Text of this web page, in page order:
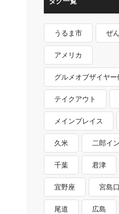
うるま市 ぜ
アメリカ
グルメオブザイヤー
テイクアウト
メインプレイス
久米 二郎イ
千葉 君津
宜野座 宮島口
尾道 広島